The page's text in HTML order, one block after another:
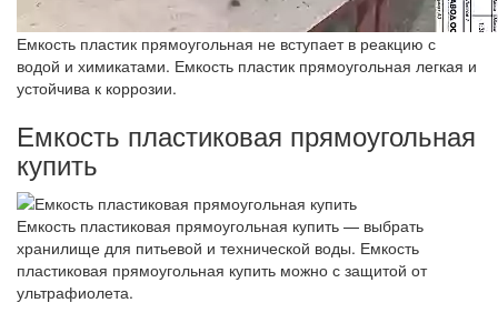
Емкость пластик прямоугольная не вступает в реакцию с
водой и химикатами. Емкость пластик прямоугольная легкая и
устойчива к коррозии.
Емкость пластиковая прямоугольная
купить
Емкость пластиковая прямоугольная купить — выбрать
хранилище для питьевой и технической воды. Емкость
пластиковая прямоугольная купить можно с защитой от
ультрафиолета.